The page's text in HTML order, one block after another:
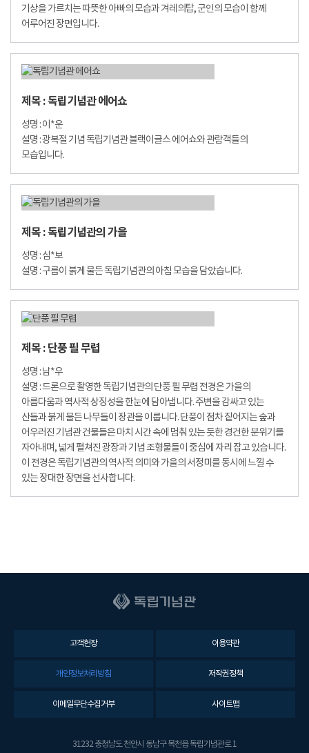
기상을 가르치는 따뜻한 아빠의 모습과 겨레의탑, 군인의 모습이 함께
어루어진 장면입니다.
제목 : 독립기념관 에어쇼
성명 : 이*운
설명 : 광복절 기념 독립기념관 블랙이글스 에어쇼와 관람객들의
모습입니다.
제목 : 독립기념관의 가을
성명 : 심*보
설명 : 구름이 붉게 물든 독립기념관의 아침 모습을 담았습니다.
제목 : 단풍 필 무렵
성명 : 남*우
설명 : 드론으로 촬영한 독립기념관의 단풍 필 무렵 전경은 가을의
아름다움과 역사적 상징성을 한눈에 담아냅니다. 주변을 감싸고 있는
산들과 붉게 물든 나무들이 장관을 이룹니다. 단풍이 점차 짙어지는 숲과
어우러진 기념관 건물들은 마치 시간 속에 멈춰 있는 듯한 경건한 분위기를
자아내며, 넓게 펼쳐진 광장과 기념 조형물들이 중심에 자리 잡고 있습니다.
이 전경은 독립기념관의 역사적 의미와 가을의 서정미를 동시에 느낄 수
있는 장대한 장면을 선사합니다.
고객헌장 이용약관
개인정보처리방침 저작권정책
이메일무단수집거부 사이트맵
31232 충청남도 천안시 동남구 목천읍 독립기념관로 1